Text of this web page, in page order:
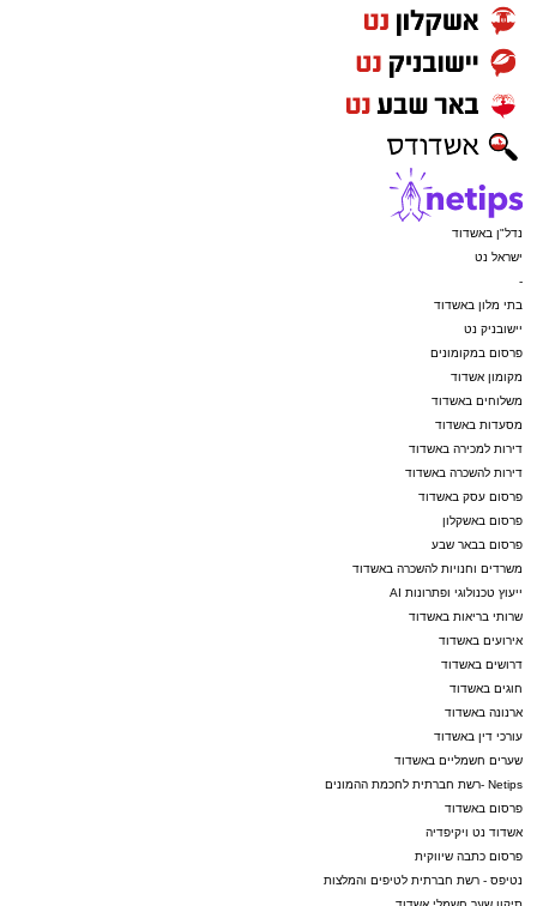
נדל"ן באשדוד
ישראל נט
-
בתי מלון באשדוד
יישובניק נט
פרסום במקומונים
מקומון אשדוד
משלוחים באשדוד
מסעדות באשדוד
דירות למכירה באשדוד
דירות להשכרה באשדוד
פרסום עסק באשדוד
פרסום באשקלון
פרסום בבאר שבע
משרדים וחנויות להשכרה באשדוד
ייעוץ טכנולוגי ופתרונות AI
שרותי בריאות באשדוד
אירועים באשדוד
דרושים באשדוד
חוגים באשדוד
ארנונה באשדוד
עורכי דין באשדוד
שערים חשמליים באשדוד
Netips -רשת חברתית לחכמת ההמונים
פרסום באשדוד
אשדוד נט ויקיפדיה
פרסום כתבה שיווקית
נטיפס - רשת חברתית לטיפים והמלצות